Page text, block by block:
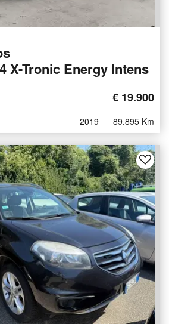
X-Tronic Energy Intens
€ 19.900
2019 89.895 Km